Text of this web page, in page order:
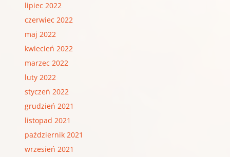
lipiec 2022
czerwiec 2022
maj 2022
kwiecień 2022
marzec 2022
luty 2022
styczeń 2022
grudzień 2021
listopad 2021
październik 2021
wrzesień 2021